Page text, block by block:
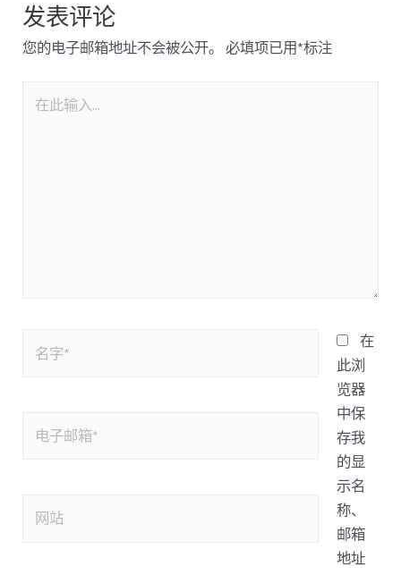
发表评论
您的电子邮箱地址不会被公开。 必填项已用*标注
在
此浏
览器
中保
存我
的显
示名
称、
邮箱
地址